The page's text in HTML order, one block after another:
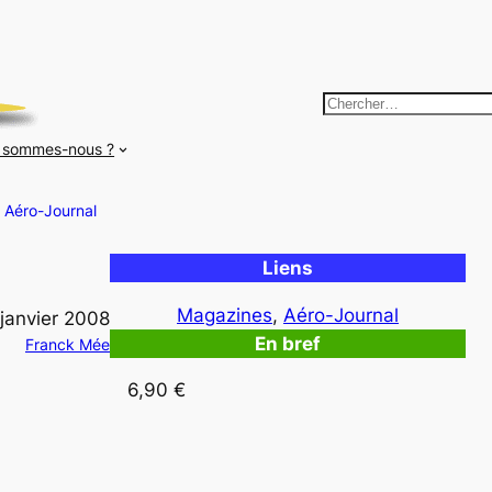
nous ?
R
r
c
h
e
r
Aéro-Journal
2008
Franck Mée
Liens
Magazines, Aéro-Journal
En bref
6,90 €